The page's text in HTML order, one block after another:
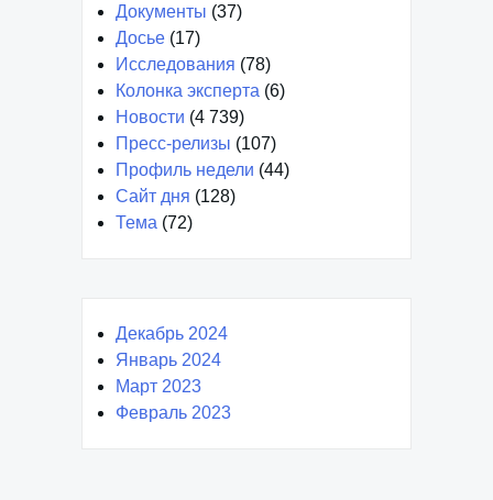
Документы (37)
Досье (17)
Исследования (78)
Колонка эксперта (6)
Новости (4 739)
Пресс-релизы (107)
Профиль недели (44)
Сайт дня (128)
Тема (72)
Декабрь 2024
Январь 2024
Март 2023
Февраль 2023